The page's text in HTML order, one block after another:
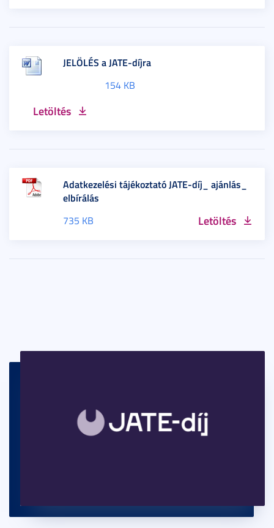
JELÖLÉS a JATE-díjra
154 KB
Letöltés
Adatkezelési tájékoztató JATE-díj_ ajánlás_
elbírálás
735 KB Letöltés